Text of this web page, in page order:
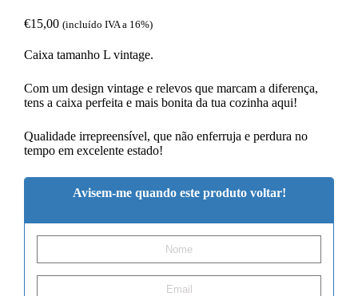
€15,00 (incluído IVA a 16%)
Caixa tamanho L vintage.
Com um design vintage e relevos que marcam a diferença,
tens a caixa perfeita e mais bonita da tua cozinha aqui!
Qualidade irrepreensível, que não enferruja e perdura no
tempo em excelente estado!
Avisem-me quando este produto voltar!